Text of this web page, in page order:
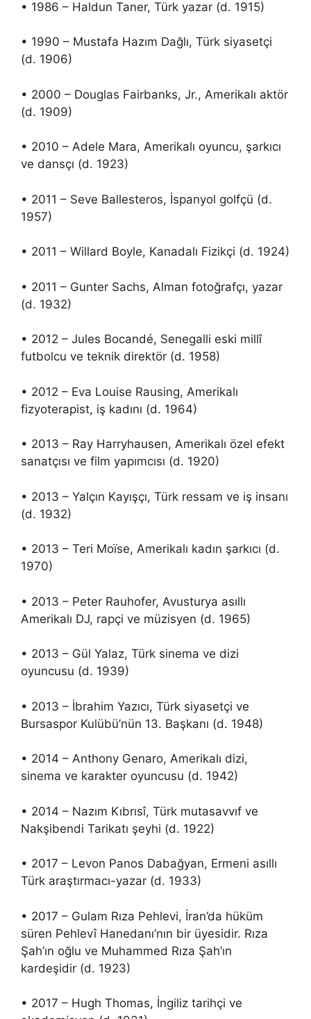
• 1986 – Haldun Taner, Türk yazar (d. 1915)
• 1990 – Mustafa Hazım Dağlı, Türk siyasetçi
(d. 1906)
• 2000 – Douglas Fairbanks, Jr., Amerikalı aktör
(d. 1909)
• 2010 – Adele Mara, Amerikalı oyuncu, şarkıcı
ve dansçı (d. 1923)
• 2011 – Seve Ballesteros, İspanyol golfçü (d.
1957)
• 2011 – Willard Boyle, Kanadalı Fizikçi (d. 1924)
• 2011 – Gunter Sachs, Alman fotoğrafçı, yazar
(d. 1932)
• 2012 – Jules Bocandé, Senegalli eski millî
futbolcu ve teknik direktör (d. 1958)
• 2012 – Eva Louise Rausing, Amerikalı
fizyoterapist, iş kadını (d. 1964)
• 2013 – Ray Harryhausen, Amerikalı özel efekt
sanatçısı ve film yapımcısı (d. 1920)
• 2013 – Yalçın Kayışçı, Türk ressam ve iş insanı
(d. 1932)
• 2013 – Teri Moïse, Amerikalı kadın şarkıcı (d.
1970)
• 2013 – Peter Rauhofer, Avusturya asıllı
Amerikalı DJ, rapçi ve müzisyen (d. 1965)
• 2013 – Gül Yalaz, Türk sinema ve dizi
oyuncusu (d. 1939)
• 2013 – İbrahim Yazıcı, Türk siyasetçi ve
Bursaspor Kulübü’nün 13. Başkanı (d. 1948)
• 2014 – Anthony Genaro, Amerikalı dizi,
sinema ve karakter oyuncusu (d. 1942)
• 2014 – Nazım Kıbrısî, Türk mutasavvıf ve
Nakşibendi Tarikatı şeyhi (d. 1922)
• 2017 – Levon Panos Dabağyan, Ermeni asıllı
Türk araştırmacı-yazar (d. 1933)
• 2017 – Gulam Rıza Pehlevi, İran’da hüküm
süren Pehlevî Hanedanı’nın bir üyesidir. Rıza
Şah’ın oğlu ve Muhammed Rıza Şah’ın
kardeşidir (d. 1923)
• 2017 – Hugh Thomas, İngiliz tarihçi ve